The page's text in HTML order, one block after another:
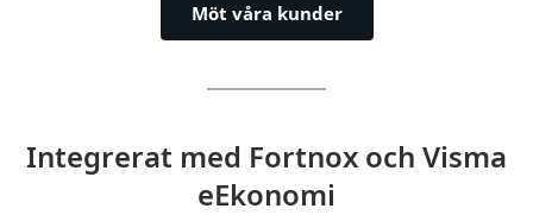
Möt våra kunder
Integrerat med Fortnox och Visma
eEkonomi